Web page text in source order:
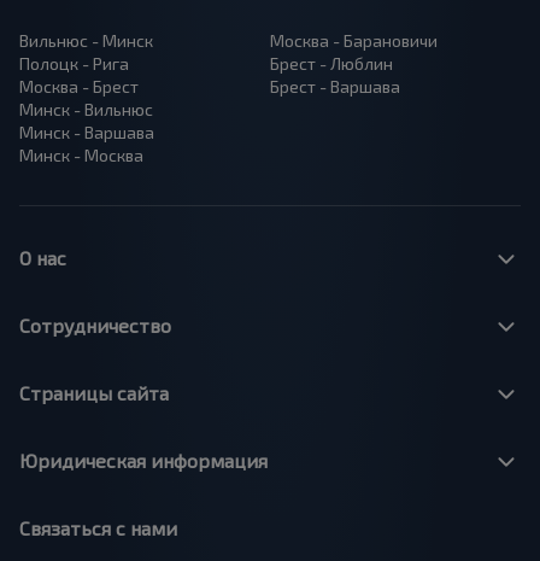
Вильнюс - Минск
Полоцк - Рига
Москва - Брест
Минск - Вильнюс
Минск - Варшава
Минск - Москва
Москва - Барановичи
Брест - Люблин
Брест - Варшава
О нас
Сотрудничество
Страницы сайта
Юридическая информация
Связаться с нами